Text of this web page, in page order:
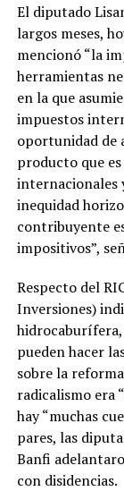
El diputado
largos meses,
mencionó “la
herramientas
en la que
impuestos
oportunidad de
producto que
internacionales
inequidad
contribuyente
impositivos”,
Respecto del
Inversiones)
hidrocaburífera,
pueden hacer
sobre la
radicalismo era
hay “muchas
pares, las
Banfi
con disidencias.